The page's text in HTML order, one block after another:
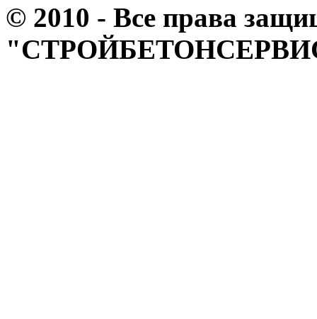
© 2010 - Все права